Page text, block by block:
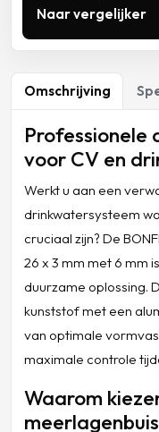
Naar vergelijker
Omschrijving
Professionele
voor CV en
Werkt u aan een
drinkwatersysteem
cruciaal zijn? De
26 x 3 mm met 6 mm
duurzame oplossing.
kunststof met een
van optimale
maximale controle
Waarom